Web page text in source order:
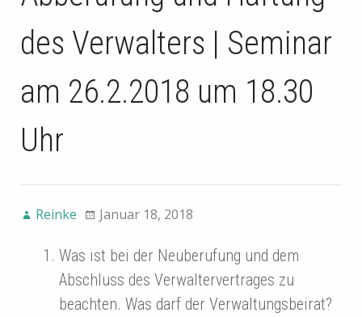
des Verwalters | Seminar
am 26.2.2018 um 18.30
Uhr
Reinke Januar 18, 2018
Was ist bei der Neuberufung und dem
Abschluss des Verwaltervertrages zu
beachten. Was darf der Verwaltungsbeirat?